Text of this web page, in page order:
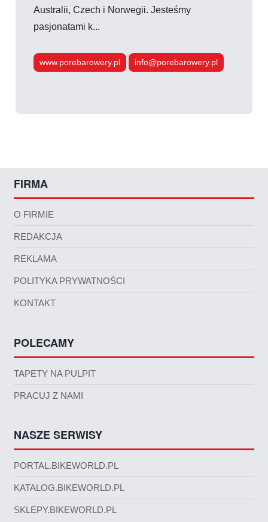
Australii, Czech i Norwegii. Jesteśmy
pasjonatami k...
www.porebarowery.pl info@porebarowery.pl
FIRMA
O FIRMIE
REDAKCJA
REKLAMA
POLITYKA PRYWATNOŚCI
KONTAKT
POLECAMY
TAPETY NA PULPIT
PRACUJ Z NAMI
NASZE SERWISY
PORTAL.BIKEWORLD.PL
KATALOG.BIKEWORLD.PL
SKLEPY.BIKEWORLD.PL